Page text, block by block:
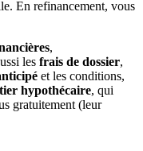
En refinancement, vous
,
les frais de dossier,
et les conditions,
hypothécaire, qui
gratuitement (leur